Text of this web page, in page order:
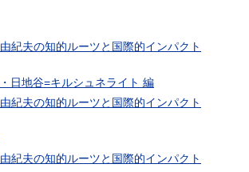
紀夫の知的ルーツと国際的インパクト
日地谷=キルシュネライト 編
紀夫の知的ルーツと国際的インパクト
紀夫の知的ルーツと国際的インパクト